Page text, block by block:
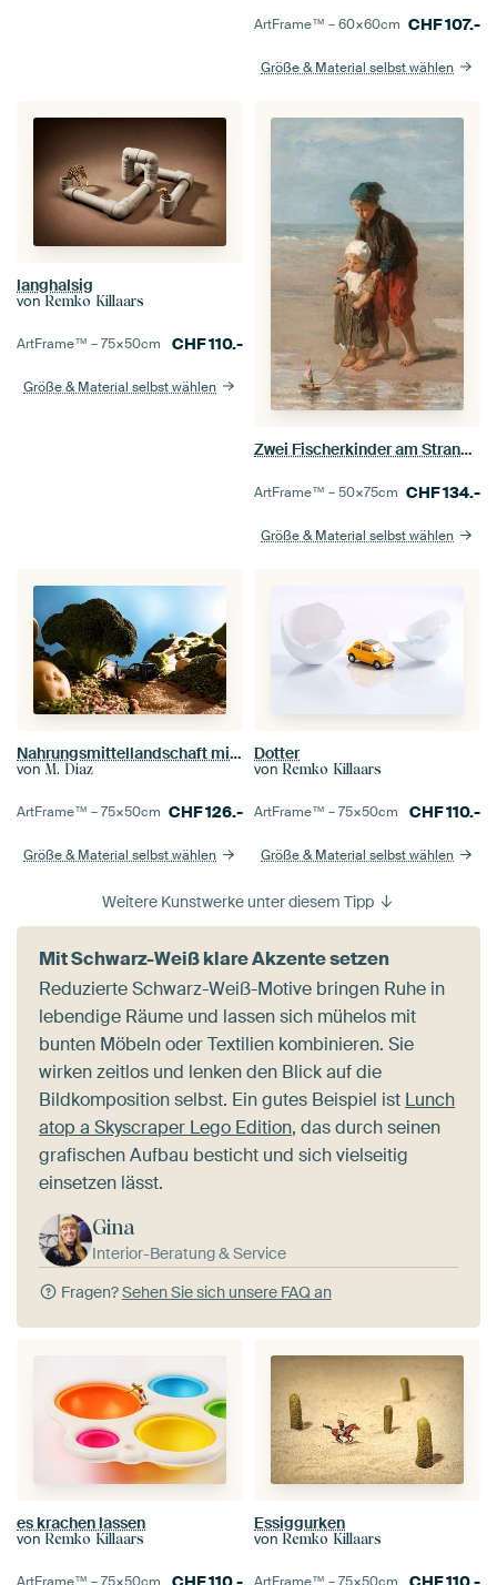
ArtFrame™ –60×60cm CHF107.-
Größe & Material selbst wählen
langhalsig
von Remko Killaars
ArtFrame™ –75×50cm CHF110.-
Größe & Material selbst wählen
Zwei Fischerkinder am Strand, Jozef Israëls
ArtFrame™ –50×75cm CHF134.-
Größe & Material selbst wählen
Nahrungsmittellandschaft mit Brokkoli
von M. Diaz
ArtFrame™ –75×50cm CHF126.-
Größe & Material selbst wählen
Dotter
von Remko Killaars
ArtFrame™ –75×50cm CHF110.-
Größe & Material selbst wählen
Weitere Kunstwerke unter diesem Tipp
Mit Schwarz-Weiß klare Akzente setzen
Reduzierte Schwarz-Weiß-Motive bringen Ruhe in
lebendige Räume und lassen sich mühelos mit
bunten Möbeln oder Textilien kombinieren. Sie
wirken zeitlos und lenken den Blick auf die
Bildkomposition selbst. Ein gutes Beispiel ist Lunch
atop a Skyscraper Lego Edition, das durch seinen
grafischen Aufbau besticht und sich vielseitig
einsetzen lässt.
Gina
Interior-Beratung & Service
Fragen?Sehen Sie sich unsere FAQ an
es krachen lassen
von Remko Killaars
Essiggurken
von Remko Killaars